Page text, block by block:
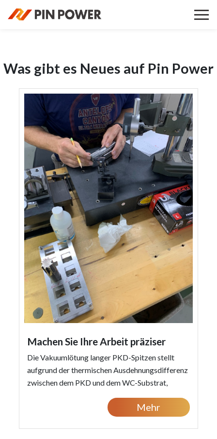
Was gibt es Neues auf Pin Power
Machen Sie Ihre Arbeit präziser
Die Vakuumlötung langer PKD-Spitzen stellt
aufgrund der thermischen Ausdehnungsdifferenz
zwischen dem PKD und dem WC-Substrat,
Mehr